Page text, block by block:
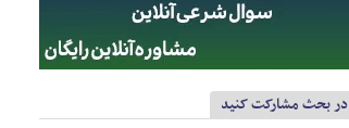
در بحث مشارکت کنید